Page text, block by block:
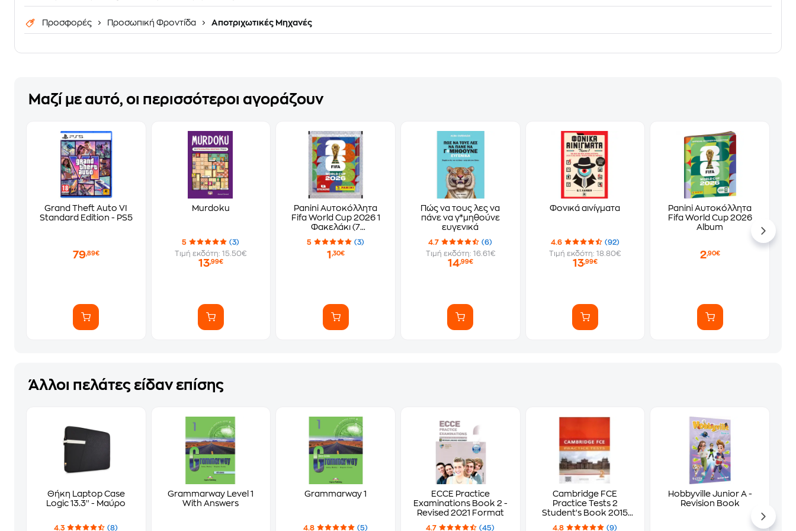
Προσφορές Προσωπική Φροντίδα Αποτριχωτικές Μηχανές
Μαζί με αυτό, οι περισσότεροι αγοράζουν
Grand Theft Auto VI
Standard Edition - PS5
79,89€
Murdoku
5
(3)
Τιμή εκδότη: 15.50€
13,99€
Panini Αυτοκόλλητα
Fifa World Cup 2026 1
Φακελάκι (7
Αυτοκόλλητα)
5 (3)
1 ,30€
Πώς να τους λες να
πάνε να γ*μηθούνε
ευγενικά
4.7
(6)
Τιμή εκδότη: 16.61€
14,99€
Φονικά αινίγματα
4.6
(92)
Τιμή εκδότη: 18.80€
13,99€
Panini Αυτοκόλλητα
Fifa World Cup 2026
Album
2,90€
Άλλοι πελάτες είδαν επίσης
Θήκη Laptop Case
Logic 13.3'' - Μαύρο
4.3 (8)
Grammarway Level 1
With Answers
Grammarway 1
4.8 (5)
ECCE Practice
Examinations Book 2 -
Revised 2021 Format
4.7 (45)
Cambridge FCE
Practice Tests 2
Student's Book 2015
Revised
4.8 (9)
Hobbyville Junior A -
Revision Book